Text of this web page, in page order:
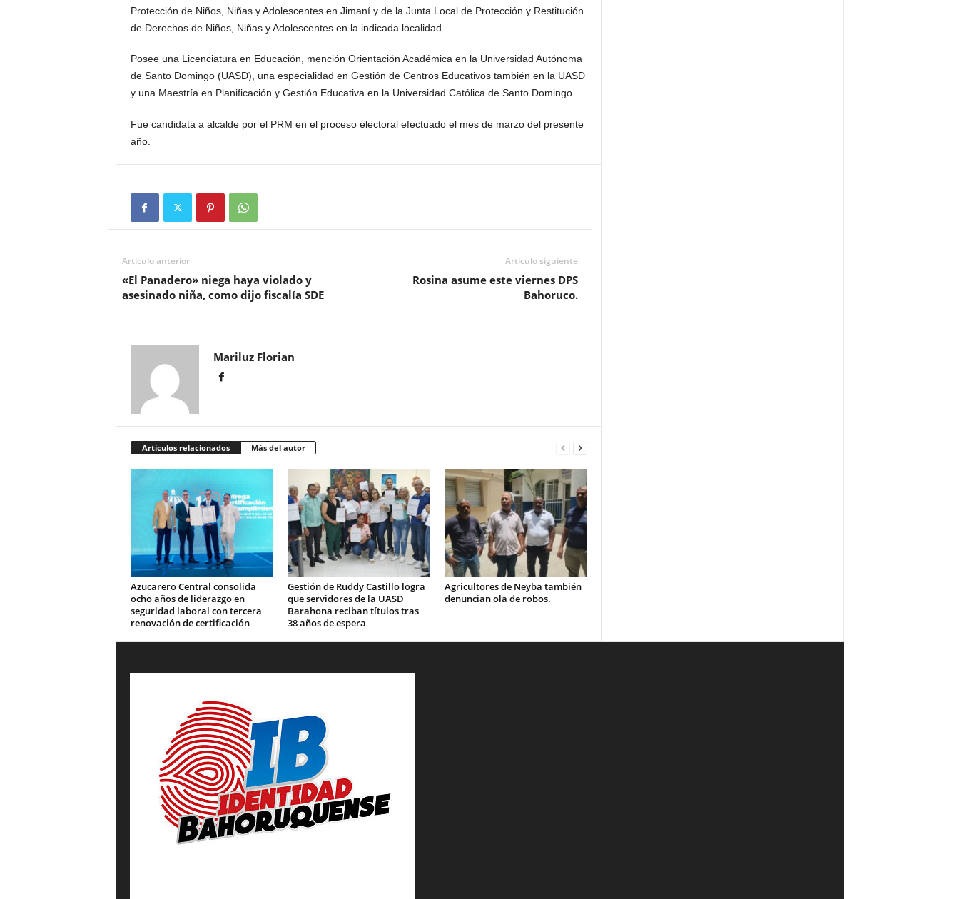
Protección de Niños, Niñas y Adolescentes en Jimaní y de la Junta Local de Protección y Restitución
de Derechos de Niños, Niñas y Adolescentes en la indicada localidad.
Posee una Licenciatura en Educación, mención Orientación Académica en la Universidad Autónoma
de Santo Domingo (UASD), una especialidad en Gestión de Centros Educativos también en la UASD
y una Maestría en Planificación y Gestión Educativa en la Universidad Católica de Santo Domingo.
Fue candidata a alcalde por el PRM en el proceso electoral efectuado el mes de marzo del presente
año.
Artículo anterior
«El Panadero» niega haya violado y
asesinado niña, como dijo fiscalía SDE
Artículo siguiente
Rosina asume este viernes DPS
Bahoruco.
Mariluz Florian
Artículos relacionados Más del autor
Azucarero Central consolida
ocho años de liderazgo en
seguridad laboral con tercera
renovación de certificación
Gestión de Ruddy Castillo logra
que servidores de la UASD
Barahona reciban títulos tras
38 años de espera
Agricultores de Neyba también
denuncian ola de robos.